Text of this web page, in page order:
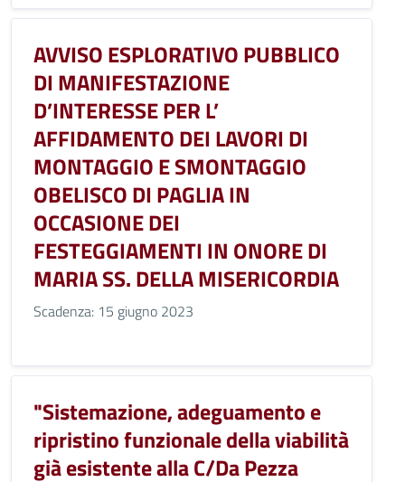
AVVISO ESPLORATIVO PUBBLICO
DI MANIFESTAZIONE
D’INTERESSE PER L’
AFFIDAMENTO DEI LAVORI DI
MONTAGGIO E SMONTAGGIO
OBELISCO DI PAGLIA IN
OCCASIONE DEI
FESTEGGIAMENTI IN ONORE DI
MARIA SS. DELLA MISERICORDIA
Scadenza: 15 giugno 2023
"Sistemazione, adeguamento e
ripristino funzionale della viabilità
già esistente alla C/Da Pezza